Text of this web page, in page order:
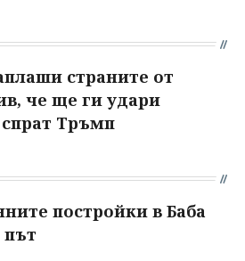
страните от
че ще ги удари
Тръмп
постройки в Баба